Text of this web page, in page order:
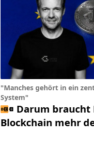
"Manches gehört in ein
System"
Darum braucht
Blockchain mehr